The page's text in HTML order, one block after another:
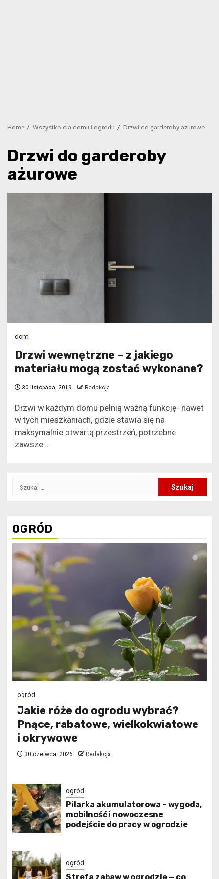
Home Wszystko dla domu i ogrodu Drzwi do garderoby ażurowe
Drzwi do garderoby
ażurowe
dom
Drzwi wewnętrzne – z jakiego
materiału mogą zostać wykonane?
30 listopada, 2019 Redakcja
Drzwi w każdym domu pełnią ważną funkcję- nawet
w tych mieszkaniach, gdzie stawia się na
maksymalnie otwartą przestrzeń, potrzebne
zawsze...
Szukaj:
OGRÓD
ogród
Jakie róże do ogrodu wybrać?
Pnące, rabatowe, wielkokwiatowe
i okrywowe
30 czerwca, 2026 Redakcja
ogród
Pilarka akumulatorowa – wygoda,
mobilność i nowoczesne
podejście do pracy w ogrodzie
ogród
Strefa zabaw w ogrodzie — co